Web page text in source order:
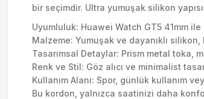
bir seçimdir. Ultra yumuşak silikon
Uyumluluk: Huawei Watch GT5 41mm ile
Malzeme: Yumuşak ve dayanıklı
Tasarımsal Detaylar: Prism metal toka,
Renk ve Stil: Göz alıcı ve minimalist
Kullanım Alanı: Spor, günlük kullanım
Bu kordon, yalnızca saatinizi daha